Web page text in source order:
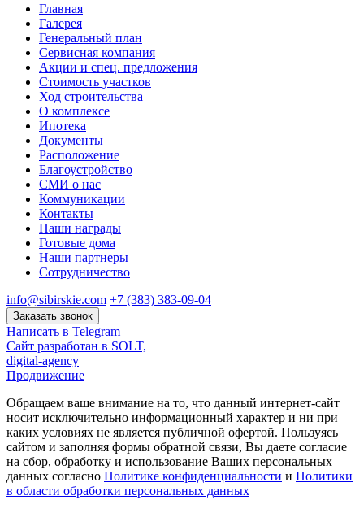
Главная
Галерея
Генеральный план
Сервисная компания
Акции и спец. предложения
Стоимость участков
Ход строительства
О комплексе
Ипотека
Документы
Расположение
Благоустройство
СМИ о нас
Коммуникации
Контакты
Наши награды
Готовые дома
Наши партнеры
Сотрудничество
info@sibirskie.com +7 (383) 383-09-04
Заказать звонок
Написать в Telegram
Сайт разработан в SOLT,
digital-agency
Продвижение
Обращаем ваше внимание на то, что данный интернет-сайт
носит исключительно информационный характер и ни при
каких условиях не является публичной офертой. Пользуясь
сайтом и заполняя формы обратной связи, Вы даете согласие
на сбор, обработку и использование Ваших персональных
данных согласно Политике конфиденциальности и Политики
в области обработки персональных данных